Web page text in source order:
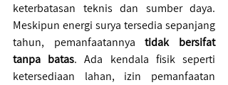
keterbatasan teknis dan sumber daya.
Meskipun energi surya tersedia sepanjang
tahun, pemanfaatannya tidak bersifat
tanpa batas. Ada kendala fisik seperti
ketersediaan lahan, izin pemanfaatan